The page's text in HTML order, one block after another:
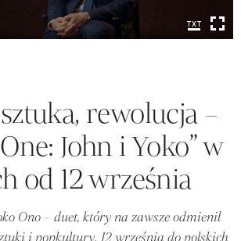
rewolucja –
John i Yoko” w
od 12 września
Ono – duet, który na zawsze odmienił
i popkultury. 12 września do polskich